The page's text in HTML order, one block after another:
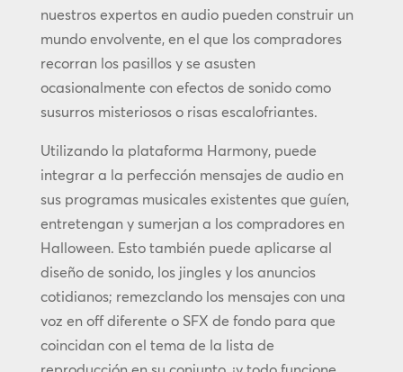
nuestros expertos en audio pueden construir un
mundo envolvente, en el que los compradores
recorran los pasillos y se asusten
ocasionalmente con efectos de sonido como
susurros misteriosos o risas escalofriantes.
Utilizando la plataforma Harmony, puede
integrar a la perfección mensajes de audio en
sus programas musicales existentes que guíen,
entretengan y sumerjan a los compradores en
Halloween. Esto también puede aplicarse al
diseño de sonido, los jingles y los anuncios
cotidianos; remezclando los mensajes con una
voz en off diferente o SFX de fondo para que
coincidan con el tema de la lista de